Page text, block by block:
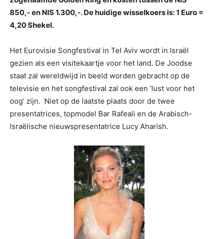
850,- en NIS 1.300,-. De huidige wisselkoers is: 1 Euro =
4,20 Shekel.
Het Eurovisie Songfestival in Tel Aviv wordt in Israël
gezien als een visitekaartje voor het land. De Joodse
staat zal wereldwijd in beeld worden gebracht op de
televisie en het songfestival zal ook een ‘lust voor het
oog’ zijn. Niet op de laatste plaats door de twee
presentatrices, topmodel Bar Rafeali en de Arabisch-
Israëlische nieuwspresentatrice Lucy Aharish.